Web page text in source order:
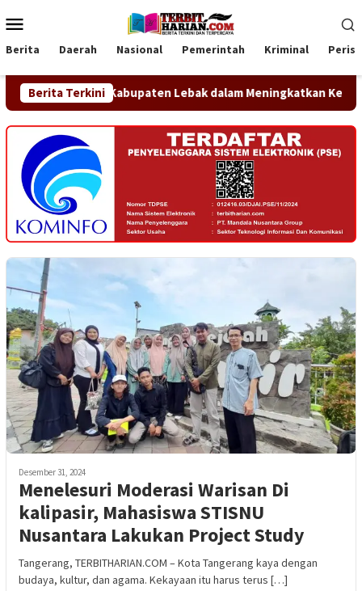
ke
kontenMobile
Berita Daerah Nasional Pemerintah Kriminal
Berita Terkini
Kabupaten Lebak dalam Meningkatkan Kesadaran
Desember 31, 2024
Menelesuri Moderasi Warisan Di
kalipasir, Mahasiswa STISNU
Nusantara Lakukan Project Study
Tangerang, TERBITHARIAN.COM – Kota Tangerang kaya dengan
budaya, kultur, dan agama. Kekayaan itu harus terus […]